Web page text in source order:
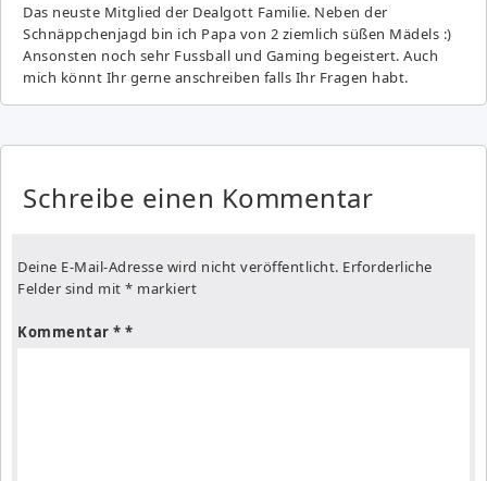
Das neuste Mitglied der Dealgott Familie. Neben der
Schnäppchenjagd bin ich Papa von 2 ziemlich süßen Mädels :)
Ansonsten noch sehr Fussball und Gaming begeistert. Auch
mich könnt Ihr gerne anschreiben falls Ihr Fragen habt.
Schreibe einen Kommentar
Deine E-Mail-Adresse wird nicht veröffentlicht. Erforderliche
Felder sind mit * markiert
Kommentar *